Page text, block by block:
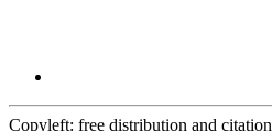
Copyleft: free distribution and citation